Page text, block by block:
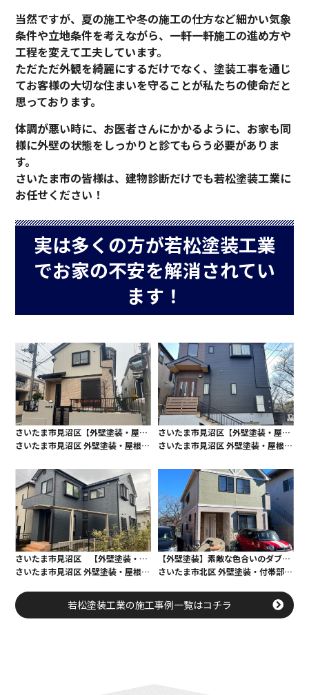
当然ですが、夏の施工や冬の施工の仕方など細かい気象
条件や立地条件を考えながら、一軒一軒施工の進め方や
工程を変えて工夫しています。
ただただ外観を綺麗にするだけでなく、塗装工事を通じ
てお客様の大切な住まいを守ることが私たちの使命だと
思っております。
体調が悪い時に、お医者さんにかかるように、お家も同
様に外壁の状態をしっかりと診てもらう必要がありま
す。
さいたま市の皆様は、建物診断だけでも若松塗装工業に
お任せください！
実は多くの方が若松塗装工業
でお家の不安を解消されてい
ます！
さいたま市見沼区【外壁塗装・屋根カバー工法】 新築時の輝きをもう一度！！
さいたま市見沼区 外壁塗装・屋根カバー工法・付帯部・防水工事
さいたま市見沼区【外壁塗装・屋根塗装】旦那様の色合いのセンスが光る仕上がりに！
さいたま市見沼区 外壁塗装・屋根塗装・付帯部塗装・ベランダ防水
さいたま市見沼区 【外壁塗装・屋根塗装】ハイグレード！オール無機塗料での塗装です！
さいたま市見沼区 外壁塗装・屋根塗装・付帯部・コーキング工事・防水工事
【外壁塗装】素敵な色合いのダブルトーン塗装でおしゃれなお住まいに！
さいたま市北区 外壁塗装・付帯部・コーキング工事・防水工事
若松塗装工業の施工事例一覧はコチラ